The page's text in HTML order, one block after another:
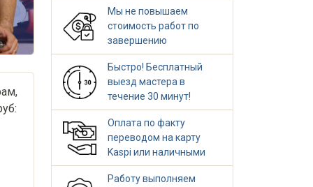
Мы не повышаем
стоимость работ по
завершению
Быстро! Бесплатный
выезд мастера в
течение 30 минут!
Оплата по факту
переводом на карту
Kaspi или наличными
Работу выполняем